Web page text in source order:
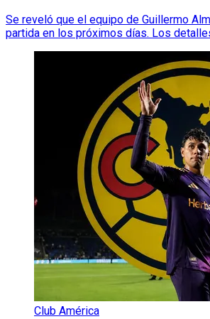
Se reveló que el equipo de Guillermo
partida en los próximos días. Los
Club América